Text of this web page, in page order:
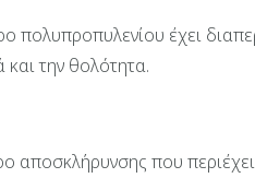
πολυπροπυλενίου έχει
την θολότητα.
αποσκλήρυνσης που